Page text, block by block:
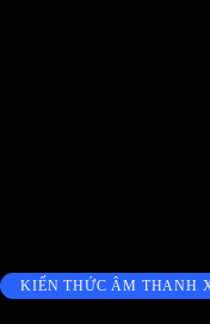
KIẾN THỨC ÂM THANH